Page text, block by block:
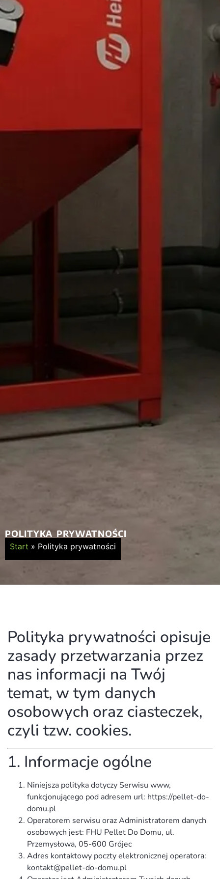
POLITYKA PRYWATNOŚCI
Start » Polityka prywatności
Polityka prywatności opisuje
zasady przetwarzania przez
nas informacji na Twój
temat, w tym danych
osobowych oraz ciasteczek,
czyli tzw. cookies.
1. Informacje ogólne
Niniejsza polityka dotyczy Serwisu www,
funkcjonującego pod adresem url: https://pellet-do-
domu.pl
Operatorem serwisu oraz Administratorem danych
osobowych jest: FHU Pellet Do Domu, ul.
Przemysłowa, 05-600 Grójec
Adres kontaktowy poczty elektronicznej operatora:
kontakt@pellet-do-domu.pl